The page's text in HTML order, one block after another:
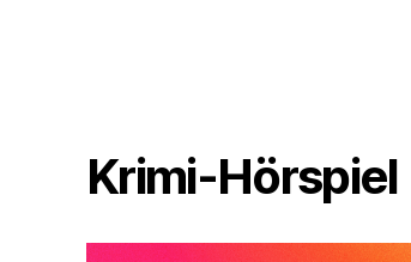
Krimi-Hörspiel